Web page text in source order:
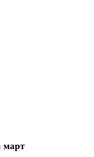
март